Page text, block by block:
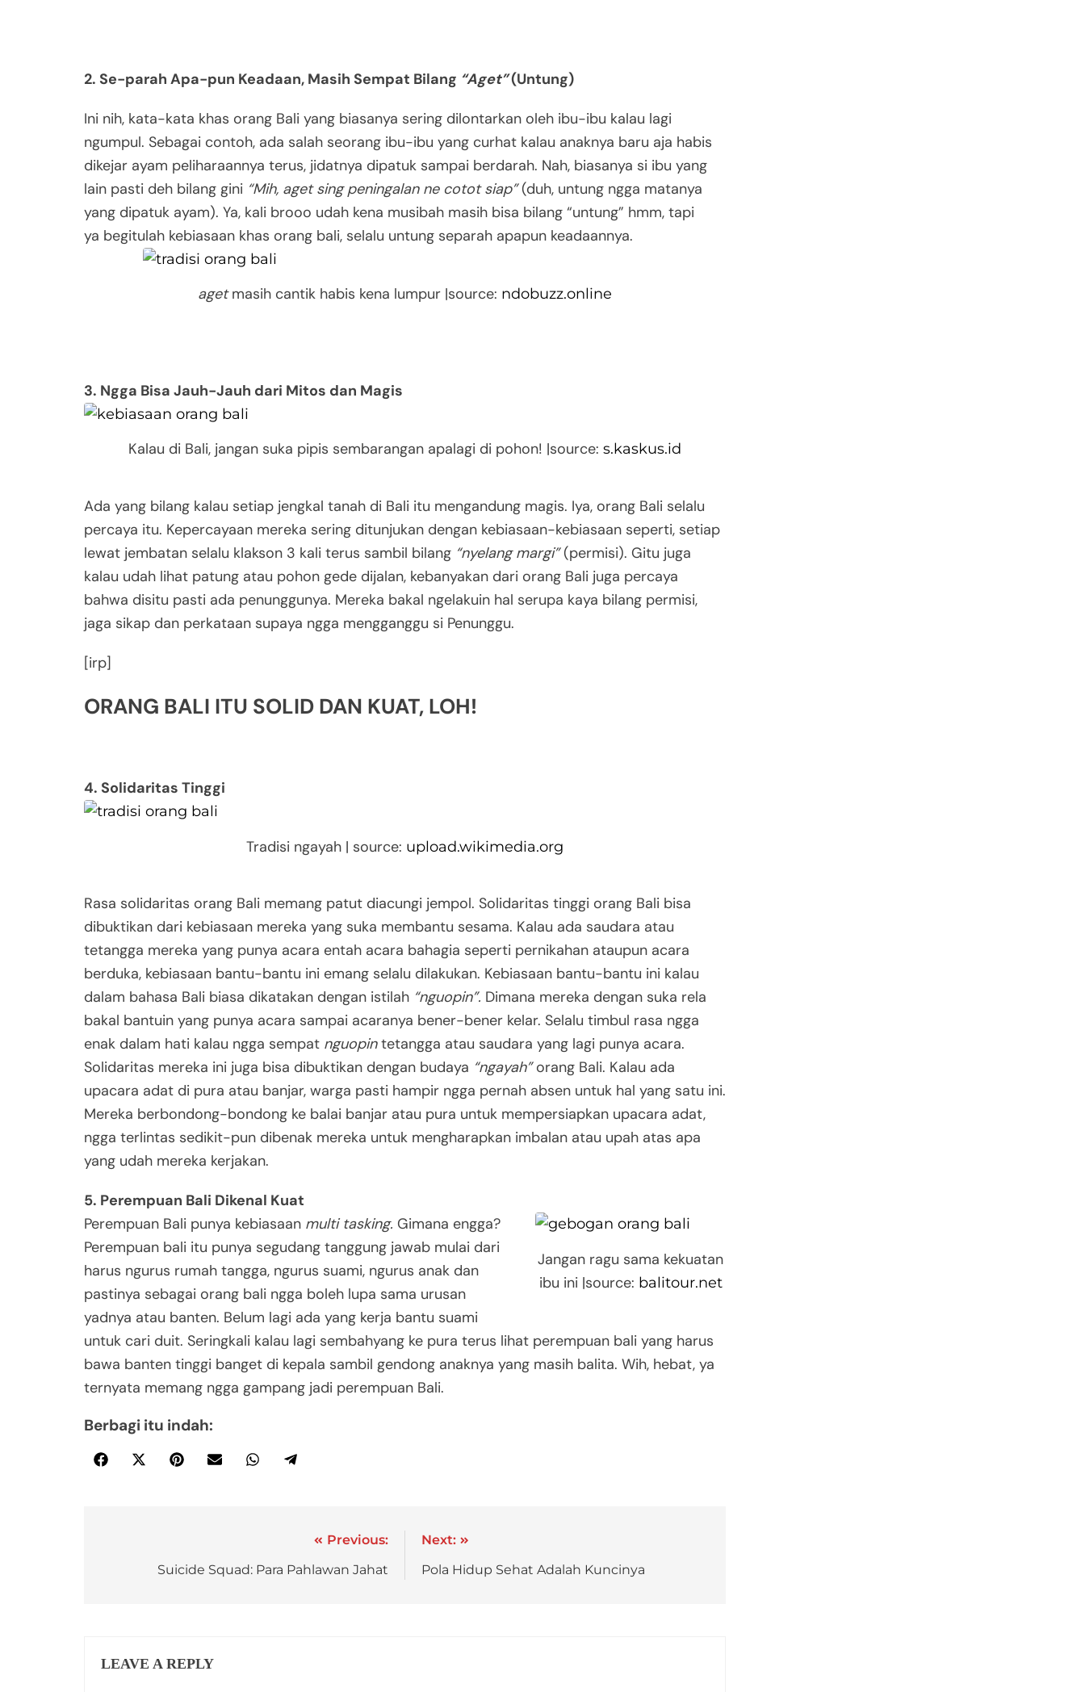
2. Se-parah Apa-pun Keadaan, Masih Sempat Bilang “Aget”(Untung)
Ini nih, kata-kata khas orang Bali yang biasanya sering dilontarkan oleh ibu-ibu kalau lagi
ngumpul. Sebagai contoh, ada salah seorang ibu-ibu yang curhat kalau anaknya baru aja habis
dikejar ayam peliharaannya terus, jidatnya dipatuk sampai berdarah. Nah, biasanya si ibu yang
lain pasti deh bilang gini “Mih, aget sing peningalan ne cotot siap”(duh, untung ngga matanya
yang dipatuk ayam). Ya, kali brooo udah kena musibah masih bisa bilang “untung” hmm, tapi
ya begitulah kebiasaan khas orang bali, selalu untung separah apapun keadaannya.
agetmasih cantik habis kena lumpur |source: ndobuzz.online
3. Ngga Bisa Jauh-Jauh dari Mitos dan Magis
Kalau di Bali, jangan suka pipis sembarangan apalagi di pohon! |source:s.kaskus.id
Ada yang bilang kalau setiap jengkal tanah di Bali itu mengandung magis. Iya, orang Bali selalu
percaya itu. Kepercayaan mereka sering ditunjukan dengan kebiasaan-kebiasaan seperti, setiap
lewat jembatan selalu klakson 3 kali terus sambil bilang “nyelang margi”(permisi). Gitu juga
kalau udah lihat patung atau pohon gede dijalan, kebanyakan dari orang Bali juga percaya
bahwa disitu pasti ada penunggunya. Mereka bakal ngelakuin hal serupa kaya bilang permisi,
jaga sikap dan perkataan supaya ngga mengganggu si Penunggu.
[irp]
ORANG BALI ITU SOLID DAN KUAT, LOH!
4. Solidaritas Tinggi
Tradisi ngayah | source: upload.wikimedia.org
Rasa solidaritas orang Bali memang patut diacungi jempol. Solidaritas tinggi orang Bali bisa
dibuktikan dari kebiasaan mereka yang suka membantu sesama. Kalau ada saudara atau
tetangga mereka yang punya acara entah acara bahagia seperti pernikahan ataupun acara
berduka, kebiasaan bantu-bantu ini emang selalu dilakukan. Kebiasaan bantu-bantu ini kalau
dalam bahasa Bali biasa dikatakan dengan istilah “nguopin”. Dimana mereka dengan suka rela
bakal bantuin yang punya acara sampai acaranya bener-bener kelar. Selalu timbul rasa ngga
enak dalam hati kalau ngga sempat nguopintetangga atau saudara yang lagi punya acara.
Solidaritas mereka ini juga bisa dibuktikan dengan budaya “ngayah”orang Bali. Kalau ada
upacara adat di pura atau banjar, warga pasti hampir ngga pernah absen untuk hal yang satu ini.
Mereka berbondong-bondong ke balai banjar atau pura untuk mempersiapkan upacara adat,
ngga terlintas sedikit-pun dibenak mereka untuk mengharapkan imbalan atau upah atas apa
yang udah mereka kerjakan.
5. Perempuan Bali Dikenal Kuat
Jangan ragu sama kekuatan
ibu ini |source: balitour.net
Perempuan Bali punya kebiasaan multi tasking. Gimana engga?
Perempuan bali itu punya segudang tanggung jawab mulai dari
harus ngurus rumah tangga, ngurus suami, ngurus anak dan
pastinya sebagai orang bali ngga boleh lupa sama urusan
yadnya atau banten. Belum lagi ada yang kerja bantu suami
untuk cari duit. Seringkali kalau lagi sembahyang ke pura terus lihat perempuan bali yang harus
bawa banten tinggi banget di kepala sambil gendong anaknya yang masih balita. Wih, hebat, ya
ternyata memang ngga gampang jadi perempuan Bali.
Berbagi itu indah:
Previous:
Suicide Squad: Para Pahlawan Jahat
Next:
Pola Hidup Sehat Adalah Kuncinya
LEAVE A REPLY